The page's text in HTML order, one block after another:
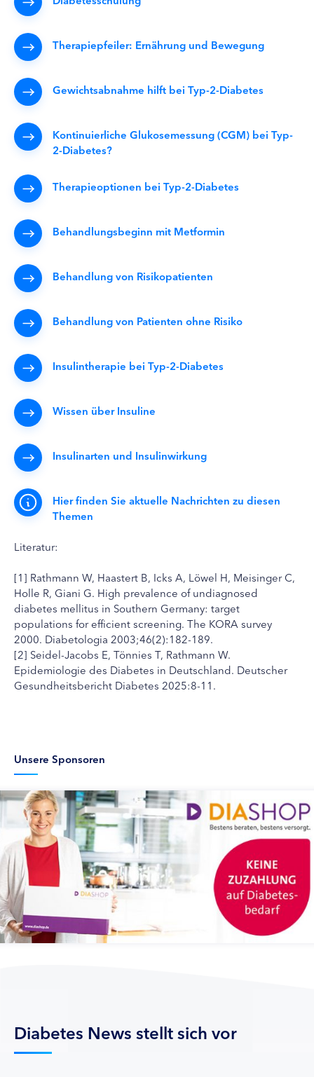
Therapiepfeiler: Ernährung und Bewegung
Gewichtsabnahme hilft bei Typ-2-Diabetes
Kontinuierliche Glukosemessung (CGM) bei Typ-
2-Diabetes?
Therapieoptionen bei Typ-2-Diabetes
Behandlungsbeginn mit Metformin
Behandlung von Risikopatienten
Behandlung von Patienten ohne Risiko
Insulintherapie bei Typ-2-Diabetes
Wissen über Insuline
Insulinarten und Insulinwirkung
Hier finden Sie aktuelle Nachrichten zu diesen
Themen
Literatur:
[1] Rathmann W, Haastert B, Icks A, Löwel H, Meisinger C,
Holle R, Giani G. High prevalence of undiagnosed
diabetes mellitus in Southern Germany: target
populations for efficient screening. The KORA survey
2000. Diabetologia 2003;46(2):182-189.
[2] Seidel-Jacobs E, Tönnies T, Rathmann W.
Epidemiologie des Diabetes in Deutschland. Deutscher
Gesundheitsbericht Diabetes 2025:8-11.
Unsere Sponsoren
Diabetes News stellt sich vor